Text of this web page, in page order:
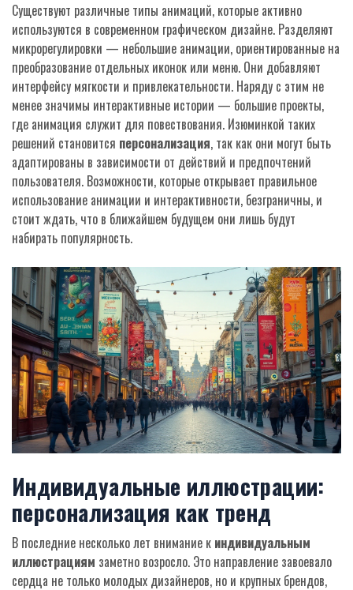
Существуют различные типы анимаций, которые активно
используются в современном графическом дизайне. Разделяют
микрорегулировки — небольшие анимации, ориентированные на
преобразование отдельных иконок или меню. Они добавляют
интерфейсу мягкости и привлекательности. Наряду с этим не
менее значимы интерактивные истории — большие проекты,
где анимация служит для повествования. Изюминкой таких
решений становится персонализация, так как они могут быть
адаптированы в зависимости от действий и предпочтений
пользователя. Возможности, которые открывает правильное
использование анимации и интерактивности, безграничны, и
стоит ждать, что в ближайшем будущем они лишь будут
набирать популярность.
Индивидуальные иллюстрации:
персонализация как тренд
В последние несколько лет внимание к индивидуальным
иллюстрациям заметно возросло. Это направление завоевало
сердца не только молодых дизайнеров, но и крупных брендов,